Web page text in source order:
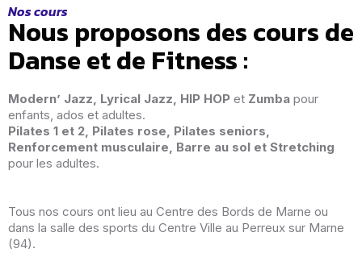
Nos cours
Nous proposons des cours de
Danse et de Fitness :
Modern’ Jazz, Lyrical Jazz, HIP HOP et Zumba pour
enfants, ados et adultes.
Pilates 1 et 2, Pilates rose, Pilates seniors,
Renforcement musculaire, Barre au sol et Stretching
pour les adultes.
Tous nos cours ont lieu au Centre des Bords de Marne ou
dans la salle des sports du Centre Ville au Perreux sur Marne
(94).